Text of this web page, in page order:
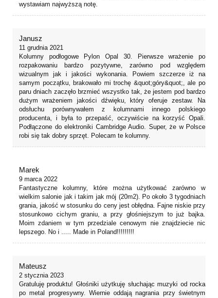
wystawiam najwyższą notę.
Janusz
11 grudnia 2021
Kolumny podłogowe Pylon Opal 30. Pierwsze wrażenie po
rozpakowaniu bardzo pozytywne, zarówno pod względem
wizualnym jak i jakości wykonania. Powiem szczerze iż na
samym początku, brakowało mi trochę &quot;góry&quot;, ale po
paru dniach zaczęło brzmieć wszystko tak, że jestem pod bardzo
dużym wrażeniem jakości dźwięku, który oferuje zestaw. Na
odsłuchu porównywałem z kolumnami innego polskiego
producenta, i była to przepaść, oczywiście na korzyść Opali.
Podłączone do elektroniki Cambridge Audio. Super, że w Polsce
robi się tak dobry sprzęt. Polecam te kolumny.
Marek
9 marca 2022
Fantastyczne kolumny, które można użytkować zarówno w
wielkim salonie jak i takim jak mój (20m2). Po około 3 tygodniach
grania, jakość w stosunku do ceny jest obłędna. Fajne niskie przy
stosunkowo cichym graniu, a przy głośniejszym to już bajka.
Moim zdaniem w tym przedziale cenowym nie znajdziecie nic
lepszego. No i ..... Made in Poland!!!!!!!!!
Mateusz
2 stycznia 2023
Gratuluję produktu! Głośniki użytkuję słuchając muzyki od rocka
po metal progresywny. Wiernie oddają nagrania przy świetnym